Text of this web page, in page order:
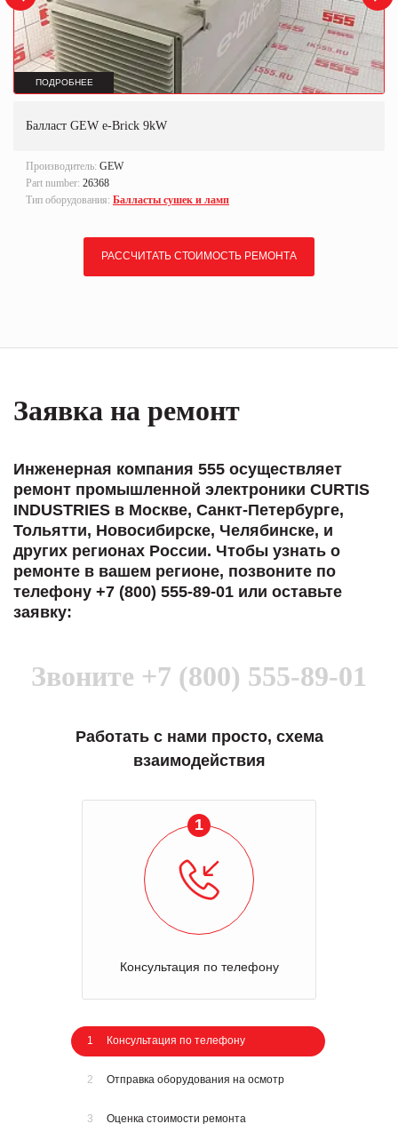
ПОДРОБНЕЕ
Балласт GEW e-Brick 9kW
Производитель: GEW
Part number: 26368
Тип оборудования: Балласты сушек и ламп
РАССЧИТАТЬ СТОИМОСТЬ РЕМОНТА
Заявка на ремонт
Инженерная компания 555 осуществляет
ремонт промышленной электроники CURTIS
INDUSTRIES в Москве, Санкт-Петербурге,
Тольятти, Новосибирске, Челябинске, и
других регионах России. Чтобы узнать о
ремонте в вашем регионе, позвоните по
телефону +7 (800) 555-89-01 или оставьте
заявку:
Звоните +7 (800) 555-89-01
Работать с нами просто, схема
взаимодействия
1
Консультация по телефону
1 Консультация по телефону
2 Отправка оборудования на осмотр
3 Оценка стоимости ремонта